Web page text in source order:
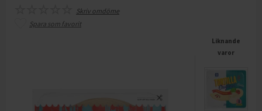
Skriv omdöme
Spara som favorit
Liknande
varor